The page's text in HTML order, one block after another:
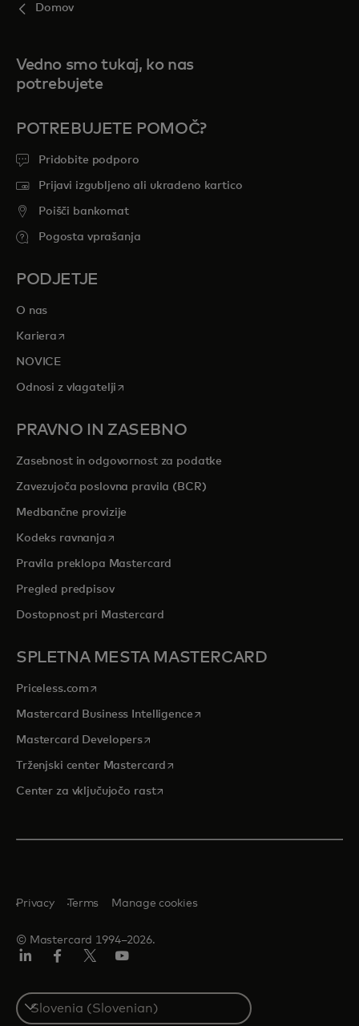
Domov
Vedno smo tukaj, ko nas
potrebujete
POTREBUJETE POMOČ?
Pridobite podporo
Prijavi izgubljeno ali ukradeno kartico
Poišči bankomat
Pogosta vprašanja
PODJETJE
O nas
Kariera opens in a new tab
NOVICE
Odnosi z vlagatelji opens in a new tab
PRAVNO IN ZASEBNO
Zasebnost in odgovornost za podatke
Zavezujoča poslovna pravila (BCR)
Medbančne provizije
Kodeks ravnanjaopens in a new tab
Pravila preklopa Mastercard
Pregled predpisov
Dostopnost pri Mastercard
SPLETNA MESTA MASTERCARD
Priceless.com opens in a new tab
Mastercard Business Intelligenceopens in a new tab
Mastercard Developersopens in a new tab
Trženjski center Mastercard opens in a new tab
Center za vključujočo rastopens in a new tab
© Mastercard 1994–2026.
Privacy Terms Manage cookies
Select
a